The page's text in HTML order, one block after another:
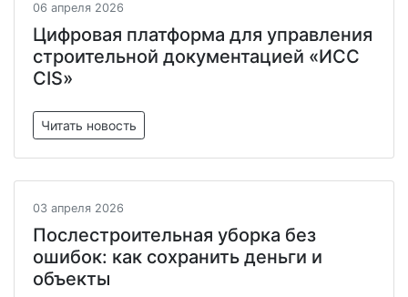
06 апреля 2026
Цифровая платформа для управления
строительной документацией «ИСС
CIS»
Читать новость
03 апреля 2026
Послестроительная уборка без
ошибок: как сохранить деньги и
объекты